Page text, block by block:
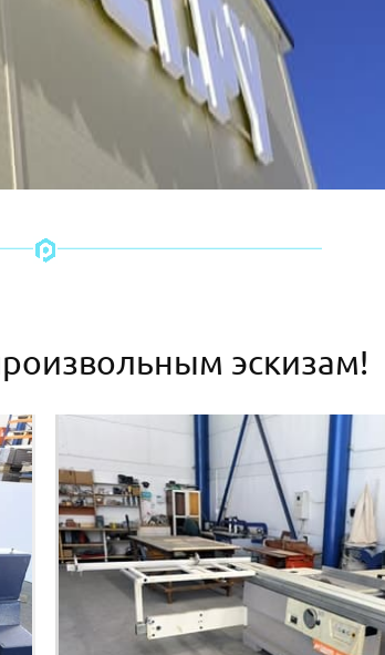
эскизам!